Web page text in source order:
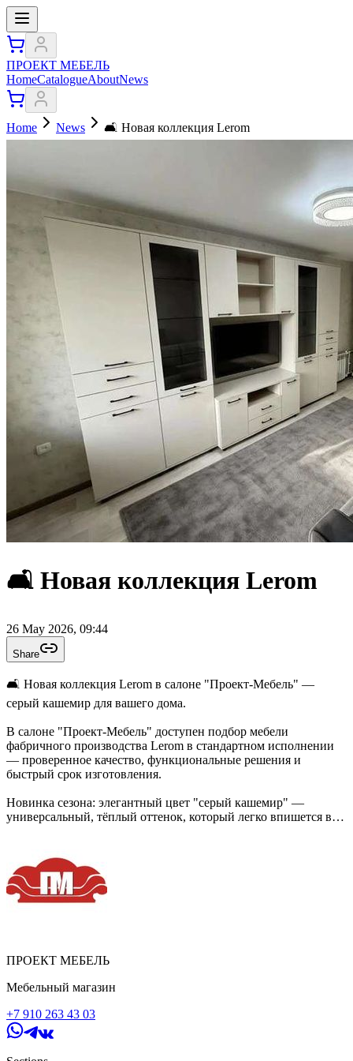
ПРОЕКТ МЕБЕЛЬ
HomeCatalogueAboutNews
Home News 🛋️ Новая коллекция Lerom
🛋️ Новая коллекция Lerom
26 May 2026, 09:44
Share
🛋️ Новая коллекция Lerom в салоне "Проект-Мебель" —
серый кашемир для вашего дома.
В салоне "Проект-Мебель" доступен подбор мебели
фабричного производства Lerom в стандартном исполнении
— проверенное качество, функциональные решения и
быстрый срок изготовления.
Новинка сезона: элегантный цвет "серый кашемир" —
универсальный, тёплый оттенок, который легко впишется в
🤔 Почему стоит выбрать Lerom в стандартном исполнении:
🔹Готовые модульные решения — быстро и качественно.
🔹Надёжные материалы и фурнитура, проверенные на
🔹Серый кашемир: визуально расширяет пространство и
Напишите нам слово "ХОЧУ", нажав кнопку ниже или
звоните: 8 (800) 222-79-60.
С заботой о каждом,
ПРОЕКТ МЕБЕЛЬ
Мебельный магазин
+7 910 263 43 03